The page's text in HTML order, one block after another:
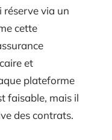
via un
cette
et
plateforme
faisable, mais il
des contrats.